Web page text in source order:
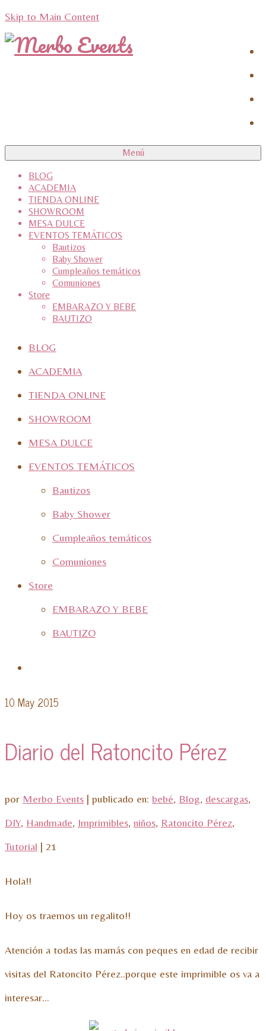
Skip to Main Content
Menú
BLOG
ACADEMIA
TIENDA ONLINE
SHOWROOM
MESA DULCE
EVENTOS TEMÁTICOS
Bautizos
Baby Shower
Cumpleaños temáticos
Comuniones
Store
EMBARAZO Y BEBE
BAUTIZO
BLOG
ACADEMIA
TIENDA ONLINE
SHOWROOM
MESA DULCE
EVENTOS TEMÁTICOS
Bautizos
Baby Shower
Cumpleaños temáticos
Comuniones
Store
EMBARAZO Y BEBE
BAUTIZO
10 May 2015
Diario del Ratoncito Pérez
por Merbo Events | publicado en: bebé, Blog, descargas,
DIY, Handmade, Imprimibles, niños, Ratoncito Pérez,
Tutorial | 21
Hola!!
Hoy os traemos un regalito!!
Atención a todas las mamás con peques en edad de recibir
visitas del Ratoncito Pérez..porque este imprimible os va a
interesar…